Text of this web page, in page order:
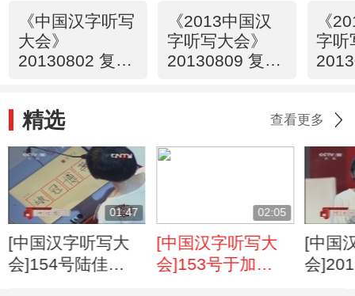
《中国汉字听写
大会》
20130802 复赛
《2013中国汉
字听写大会》
20130809 复赛
《
字听
精选 查看更多
01:47
[中国汉字听写大
会]154号陆佳
02:05
[中国汉字听写大
会]153号于加
[中国
会